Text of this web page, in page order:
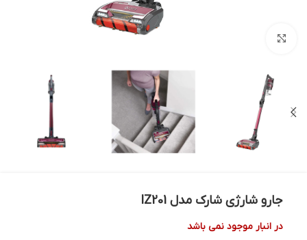
جارو شارژی شارک مدل IZ201
در انبار موجود نمی باشد